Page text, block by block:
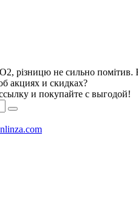
різницю не сильно
акциях и скидках?
и покупайте с выгодой!